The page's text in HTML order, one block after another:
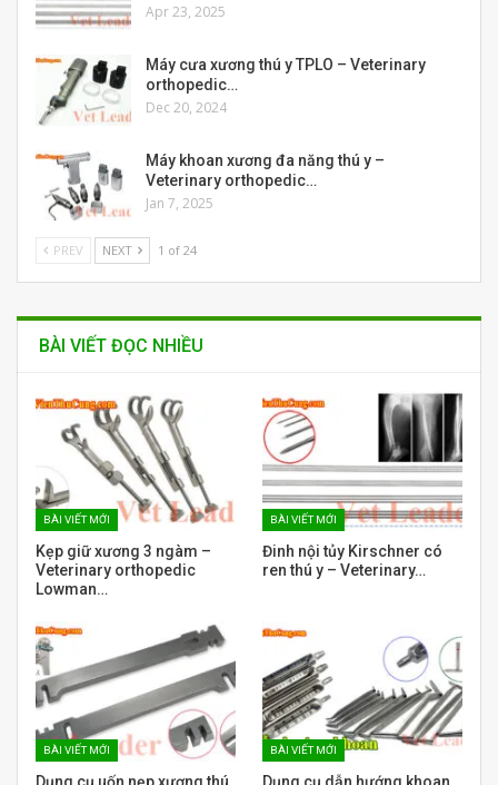
Apr 23, 2025
Máy cưa xương thú y TPLO – Veterinary
orthopedic…
Dec 20, 2024
Máy khoan xương đa năng thú y –
Veterinary orthopedic…
Jan 7, 2025
PREV NEXT 1 of 24
BÀI VIẾT ĐỌC NHIỀU
BÀI VIẾT MỚI
Kẹp giữ xương 3 ngàm –
Veterinary orthopedic
Lowman…
BÀI VIẾT MỚI
Đinh nội tủy Kirschner có
ren thú y – Veterinary…
BÀI VIẾT MỚI BÀI VIẾT MỚI